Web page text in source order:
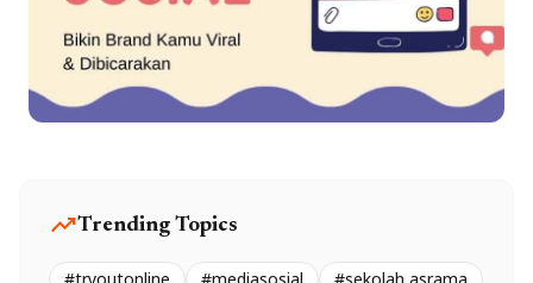
trending_upTrending Topics